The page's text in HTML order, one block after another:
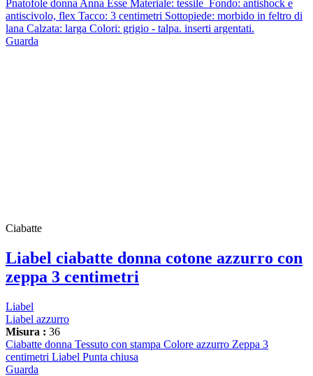
Pnatofole donna Anna Esse Materiale: tessile Fondo: antishock e
antiscivolo, flex Tacco: 3 centimetri Sottopiede: morbido in feltro di
lana Calzata: larga Colori: grigio - talpa. inserti argentati.
Guarda
Ciabatte
Liabel ciabatte donna cotone azzurro con
zeppa 3 centimetri
Liabel
Liabel azzurro
Misura : 36
Ciabatte donna Tessuto con stampa Colore azzurro Zeppa 3
centimetri Liabel Punta chiusa
Guarda